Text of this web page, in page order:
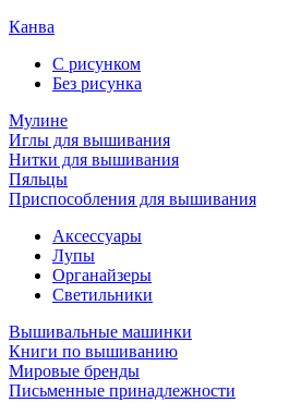
Канва
С рисунком
Без рисунка
Мулине
Иглы для вышивания
Нитки для вышивания
Пяльцы
Приспособления для вышивания
Аксессуары
Лупы
Органайзеры
Светильники
Вышивальные машинки
Книги по вышиванию
Мировые бренды
Письменные принадлежности